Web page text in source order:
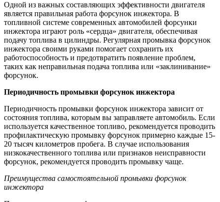
Одной из важных составляющих эффективности двигателя
является правильная работа форсунок инжектора. В
топливной системе современных автомобилей форсунки
инжектора играют роль «сердца» двигателя, обеспечивая
подачу топлива в цилиндры. Регулярная промывка форсунок
инжектора своими руками помогает сохранить их
работоспособность и предотвратить появление проблем,
таких как неправильная подача топлива или «заклинивание»
форсунок.
Периодичность промывки форсунок инжектора
Периодичность промывки форсунок инжектора зависит от
состояния топлива, которым вы заправляете автомобиль. Если
используется качественное топливо, рекомендуется проводить
профилактическую промывку форсунок примерно каждые 15-
20 тысяч километров пробега. В случае использования
низкокачественного топлива или признаков неисправности
форсунок, рекомендуется проводить промывку чаще.
Преимущества самостоятельной промывки форсунок
инжектора